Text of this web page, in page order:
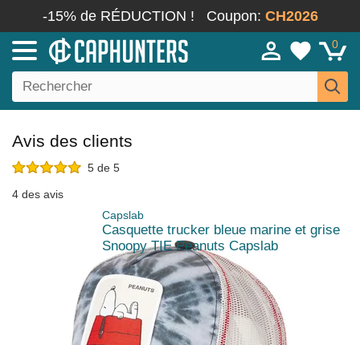
-15% de RÉDUCTION ! Coupon: CH2026
0
Avis des clients
5 de 5
4 des avis
Capslab
Casquette trucker bleue marine et grise
Snoopy TIE Peanuts Capslab